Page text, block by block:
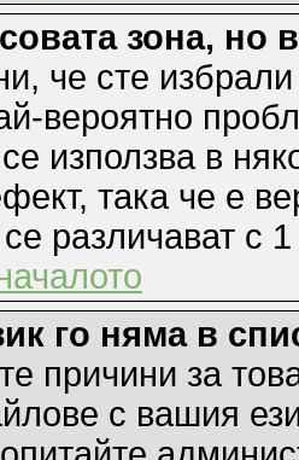
зона, но
че сте
вероятно
използва в
така че е
различават с
го няма в
причини за
с вашия